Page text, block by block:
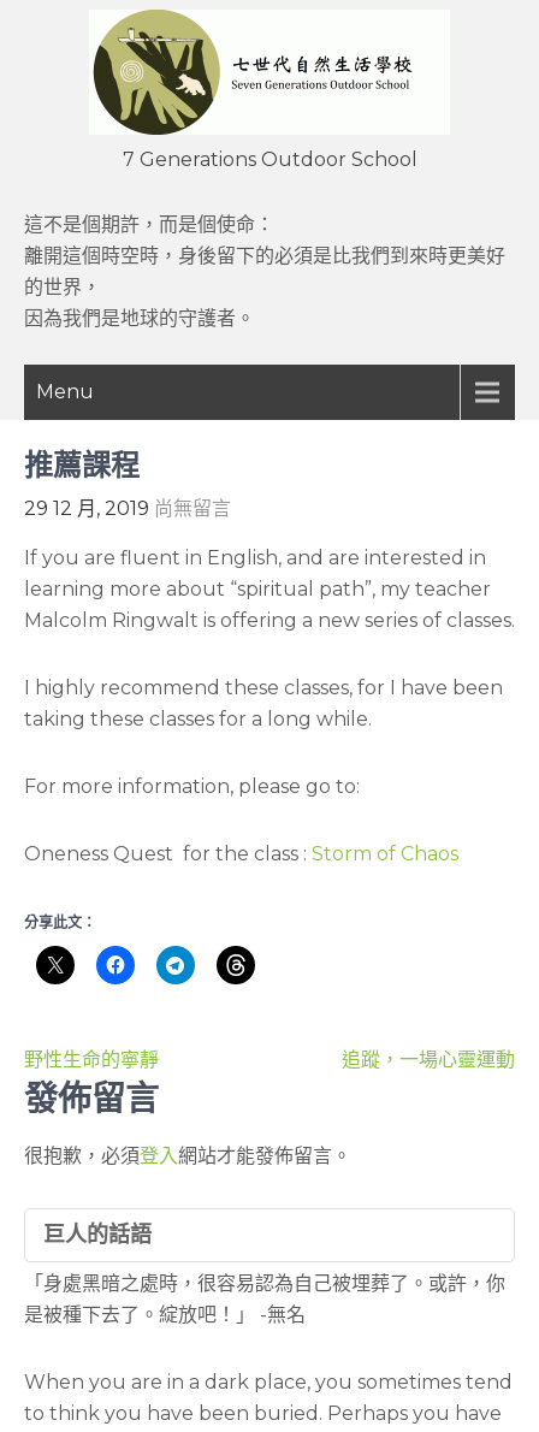
7 Generations Outdoor School
這不是個期許，而是個使命：
離開這個時空時，身後留下的必須是比我們到來時更美好
的世界，
因為我們是地球的守護者。
Menu
推薦課程
29 12 月, 2019 尚無留言
If you are fluent in English, and are interested in
learning more about “spiritual path”, my teacher
Malcolm Ringwalt is offering a new series of classes.
I highly recommend these classes, for I have been
taking these classes for a long while.
For more information, please go to:
Oneness Quest for the class : Storm of Chaos
分享此文：
文
章
覽
野性生命的寧靜 追蹤，一場心靈運動
發佈留言
很抱歉，必須登入網站才能發佈留言。
巨人的話語
「身處黑暗之處時，很容易認為自己被埋葬了。或許，你
是被種下去了。綻放吧！」 -無名
When you are in a dark place, you sometimes tend
to think you have been buried. Perhaps you have